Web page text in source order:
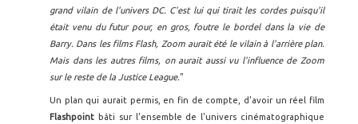
grand vilain de l'univers DC. C'est lui qui tirait les cordes puisqu'il
était venu du futur pour, en gros, foutre le bordel dans la vie de
Barry. Dans les films Flash, Zoom aurait été le vilain à l'arrière plan.
Mais dans les autres films, on aurait aussi vu l'influence de Zoom
sur le reste de la Justice League."
Un plan qui aurait permis, en fin de compte, d'avoir un réel film
Flashpoint bâti sur l'ensemble de l'univers cinématographique